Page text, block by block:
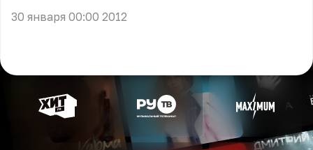
30 января 00:00 2012